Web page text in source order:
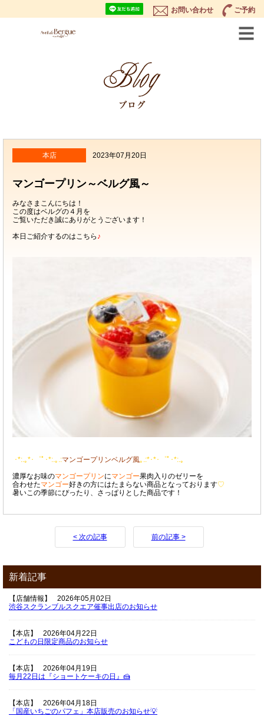
お問い合わせ ご予約
本店 2023年07月20日
マンゴープリン～ベルグ風～
みなさまこんにちは！
この度はベルグの４月を
ご覧いただき誠にありがとうございます！
本日ご紹介するのはこちら ♪
･*:.｡*･゜ﾟ･*:.｡.:マンゴープリンベルグ風｡.:*･*･゜ﾟ･*:.｡
濃厚なお味のマンゴープリンにマンゴー果肉入りのゼリーを
合わせたマンゴー好きの方にはたまらない商品となっております♡
暑いこの季節にぴったり、さっぱりとした商品です！
< 次の記事 前の記事 >
新着記事
【店舗情報】
2026年05月02日
渋谷スクランブルスクエア催事出店のお知らせ
【本店】
2026年04月22日
こどもの日限定商品のお知らせ
【本店】
2026年04月19日
毎月22日は『ショートケーキの日』🍰
【本店】
2026年04月18日
「国産いちごのパフェ」本店販売のお知らせ💡